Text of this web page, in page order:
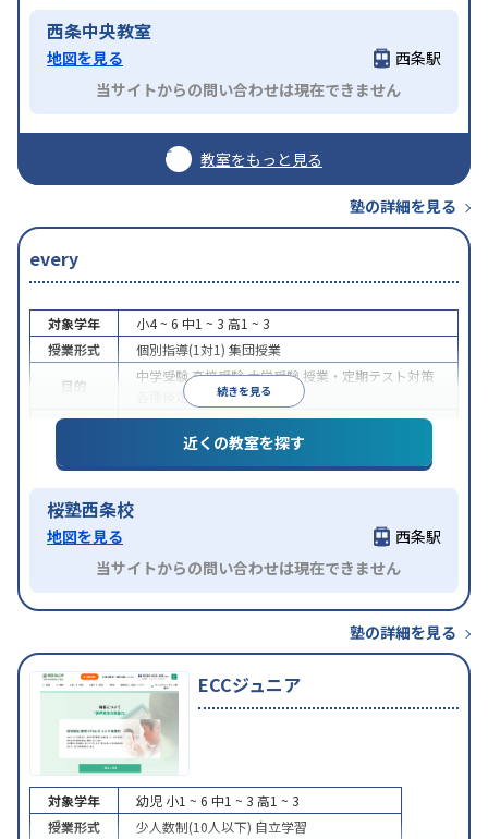
西条中央教室
地図を見る
西条駅
当サイトからの問い合わせは現在できません
教室をもっと見る
塾の詳細を見る
every
続きを見る
対象学年 小4 ~ 6 中1 ~ 3 高1 ~ 3
授業形式
個別指導(1対1) 集団授業
目的
中学受験高校受験大学受験 授業・定期テスト対策
各種検定対策
授業の振替可能学習にPC・タブレットを利用オン
ライン対応1科目から受講可能
近くの教室を探す
桜塾西条校
地図を見る
西条駅
当サイトからの問い合わせは現在できません
塾の詳細を見る
ECCジュニア
対象学年 幼児 小1 ~ 6 中1 ~ 3 高1 ~ 3
授業形式
少人数制(10人以下) 自立学習